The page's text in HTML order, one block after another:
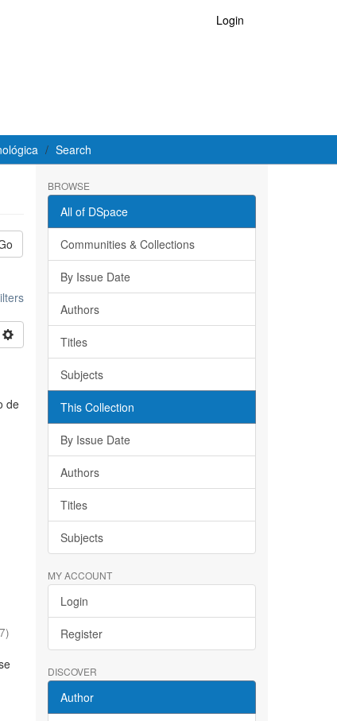
Login
Search
de
)
BROWSE
All of DSpace
Communities & Collections
By Issue Date
Authors
Titles
Subjects
This Collection
By Issue Date
Authors
Titles
Subjects
MY ACCOUNT
Login
Register
DISCOVER
Author